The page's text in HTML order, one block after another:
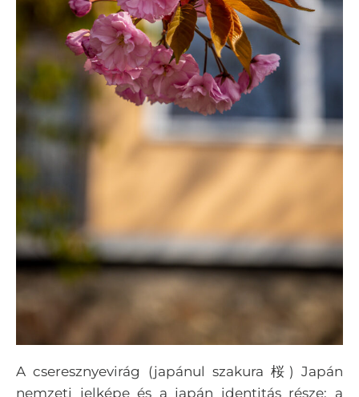
A cseresznyevirág (japánul szakura 桜) Japán
nemzeti jelképe és a japán identitás része; a